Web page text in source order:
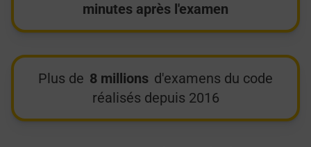
minutes après l'examen
Plus de 8 millions d'examens du code
réalisés depuis 2016